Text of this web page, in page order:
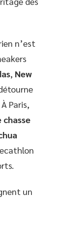
n’est
, New
Paris,
un